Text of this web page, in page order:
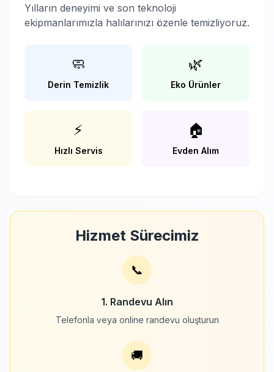
Yılların deneyimi ve son teknoloji
ekipmanlarımızla halılarınızı özenle temizliyoruz.
🧼
Derin Temizlik
🌿
Eko Ürünler
⚡
Hızlı Servis
🏠
Evden Alım
Hizmet Sürecimiz
📞
1. Randevu Alın
Telefonla veya online randevu oluşturun
🚚